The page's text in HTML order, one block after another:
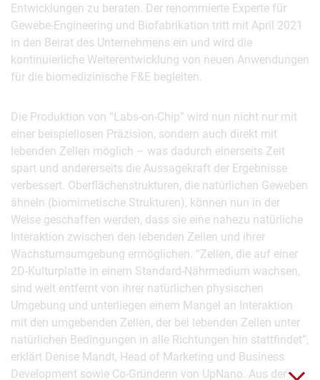
Entwicklungen zu beraten. Der renommierte Experte für
Gewebe-Engineering und Biofabrikation tritt mit April 2021
in den Beirat des Unternehmens ein und wird die
kontinuierliche Weiterentwicklung von neuen Anwendungen
für die biomedizinische F&E begleiten.
Die Produktion von “Labs-on-Chip” wird nun nicht nur mit
einer beispiellosen Präzision, sondern auch direkt mit
lebenden Zellen möglich – was dadurch einerseits Zeit
spart und andererseits die Aussagekraft der Ergebnisse
verbessert. Oberflächenstrukturen, die natürlichen Geweben
ähneln (biomimetische Strukturen), können nun in der
Weise geschaffen werden, dass sie eine nahezu natürliche
Interaktion zwischen den lebenden Zellen und ihrer
Wachstumsumgebung ermöglichen. “Zellen, die auf einer
2D-Kulturplatte in einem Standard-Nährmedium wachsen,
sind weit entfernt von ihrer natürlichen physischen
Umgebung und unterliegen einem Mangel an Interaktion
mit den umgebenden Zellen, der bei lebenden Zellen unter
natürlichen Bedingungen in alle Richtungen hin stattfindet”,
erklärt Denise Mandt, Head of Marketing und Business
Development sowie Co-Gründerin von UpNano. Aus der